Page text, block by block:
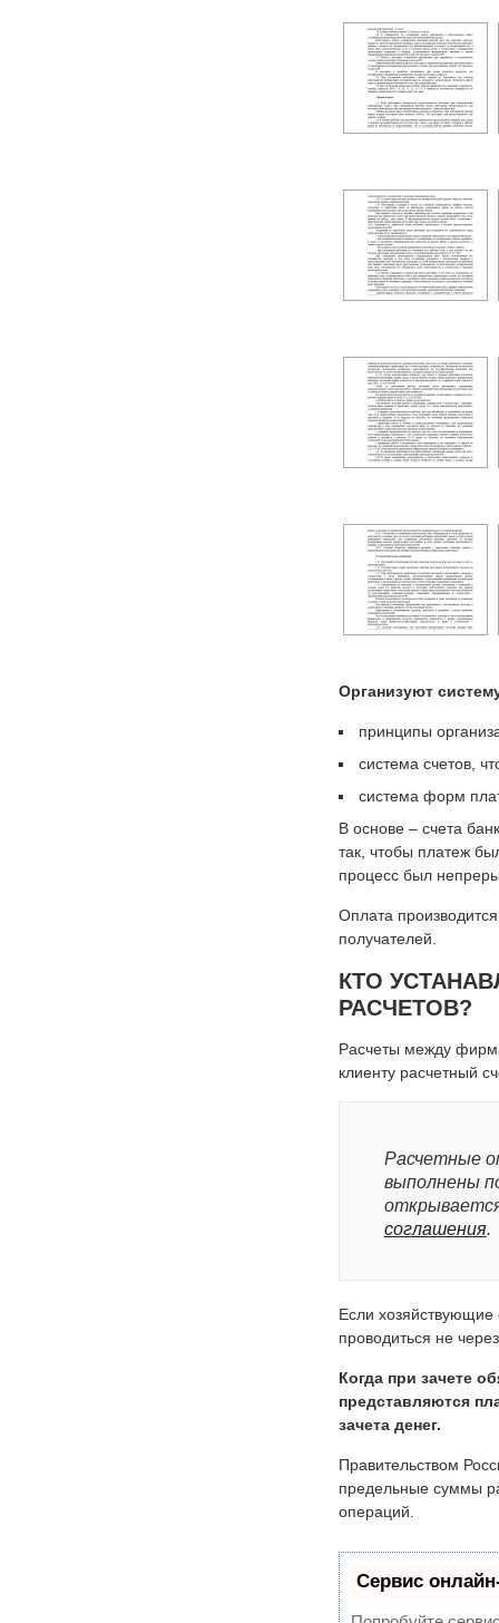
Организуют
принципы
система счетов,
система форм
В основе – счета
так, чтобы платеж
процесс был
Оплата
получателей.
КТО
РАСЧЕТОВ?
Расчеты между
клиенту расчетный
Расчетные
выполнены
соглашения.
Если хозяйствующие
проводиться не
Когда при зачете
представляются
зачета денег.
Правительством
предельные суммы
операций.
Сервис